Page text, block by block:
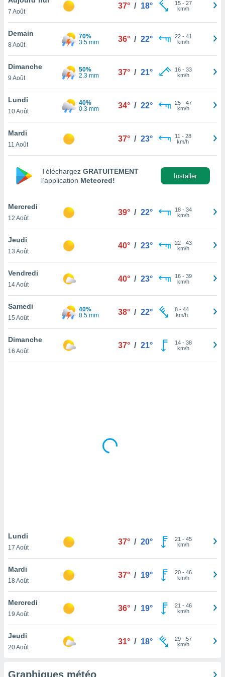
et
»,
au
vous
qu'ils
ou
le
ainsi
un
la
du
votre
à
en
le
notre
que
et que
7 Août
37° / 18° 15- 27
km/h
Demain
8 Août
70%
3.5 mm
36° / 22° 22- 41
km/h
Dimanche
9 Août
50%
2.3 mm
37° / 21° 16- 33
km/h
Lundi
10 Août
40%
0.3 mm
34° / 22° 25- 47
km/h
Mardi
11 Août
37° / 23° 11 - 28
km/h
Téléchargez GRATUITEMENT
l’application Meteored!
Installer
Mercredi
12 Août
39° / 22° 18- 34
km/h
Jeudi
13 Août
40° / 23° 22- 43
km/h
Vendredi
14 Août
40° / 23° 16- 39
km/h
Samedi
15 Août
40%
0.5 mm
38° / 22° 8- 44
km/h
Dimanche
16 Août
37° / 21° 14- 38
km/h
Lundi
17 Août
37° / 20° 21 - 45
km/h
Mardi
18 Août
37° / 19° 20- 46
km/h
Mercredi
19 Août
36° / 19° 21 - 46
km/h
Jeudi
20 Août
31° / 18° 29- 57
km/h
Graphiques météo